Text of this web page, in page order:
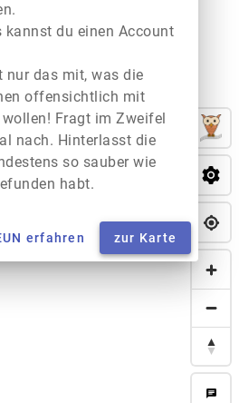
chat
kannst du einen Account
nur das mit, was die
offensichtlich mit
Fragt im Zweifel
nach. Hinterlasst die
so sauber wie
habt.
erfahren zur Karte